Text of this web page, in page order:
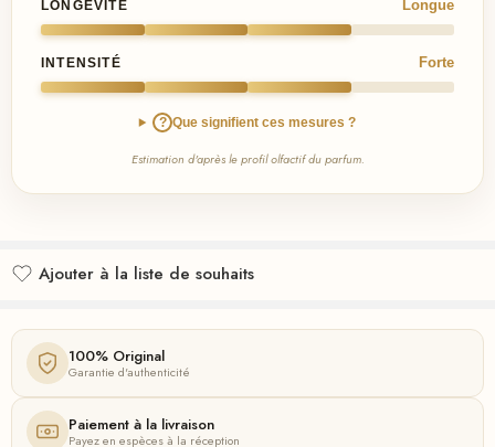
LONGÉVITÉ Longue
INTENSITÉ Forte
? Que signifient ces mesures ?
Estimation d'après le profil olfactif du parfum.
Ajouter à la liste de souhaits
100% Original
Garantie d'authenticité
Paiement à la livraison
Payez en espèces à la réception